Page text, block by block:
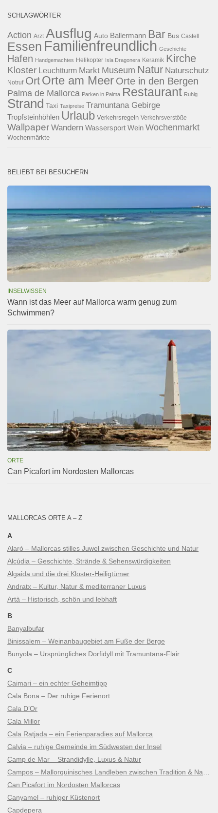
SCHLAGWÖRTER
Action Arzt Ausflug Auto Ballermann Bar Bus Castell
Essen Familienfreundlich Geschichte
Hafen Handgemachtes Helikopter Isla Dragonera Keramik Kirche
Kloster Leuchtturm Markt Museum Natur Naturschutz
Notruf Ort Orte am Meer Orte in den Bergen
Palma de Mallorca Parken in Palma Restaurant Ruhig
Strand Taxi Taxipreise Tramuntana Gebirge
Tropfsteinhöhlen Urlaub Verkehrsregeln Verkehrsverstöße
Wallpaper Wandern Wassersport Wein Wochenmarkt
Wochenmärkte
BELIEBT BEI BESUCHERN
INSELWISSEN
Wann ist das Meer auf Mallorca warm genug zum
Schwimmen?
ORTE
Can Picafort im Nordosten Mallorcas
MALLORCAS ORTE A – Z
A
Alaró – Mallorcas stilles Juwel zwischen Geschichte und Natur
Alcúdia – Geschichte, Strände & Sehenswürdigkeiten
Algaida und die drei Kloster-Heiligtümer
Andratx – Kultur, Natur & mediterraner Luxus
Artà – Historisch, schön und lebhaft
B
Banyalbufar
Binissalem – Weinanbaugebiet am Fuße der Berge
Bunyola – Ursprüngliches Dorfidyll mit Tramuntana-Flair
C
Caimari – ein echter Geheimtipp
Cala Bona – Der ruhige Ferienort
Cala D’Or
Cala Millor
Cala Ratjada – ein Ferienparadies auf Mallorca
Calvia – ruhige Gemeinde im Südwesten der Insel
Camp de Mar – Strandidylle, Luxus & Natur
Can Picafort im Nordosten Mallorcas
Canyamel – ruhiger Küstenort
Capdepera